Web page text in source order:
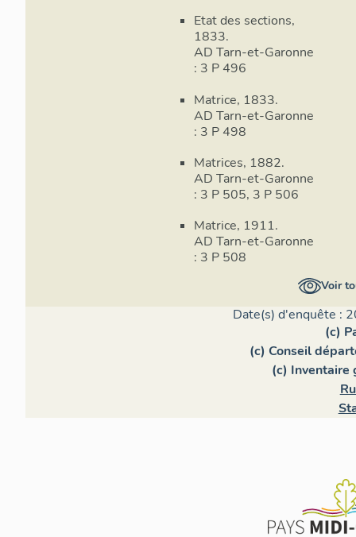
Etat des sections,
1833.
AD Tarn-et-Garonne
: 3 P 496
Matrice, 1833.
AD Tarn-et-Garonne
: 3 P 498
Matrices, 1882.
AD Tarn-et-Garonne
: 3 P 505, 3 P 506
Matrice, 1911.
AD Tarn-et-Garonne
: 3 P 508
Voir
Date(s) d'enquête :
(c)
(c) Conseil
(c) Inventaire